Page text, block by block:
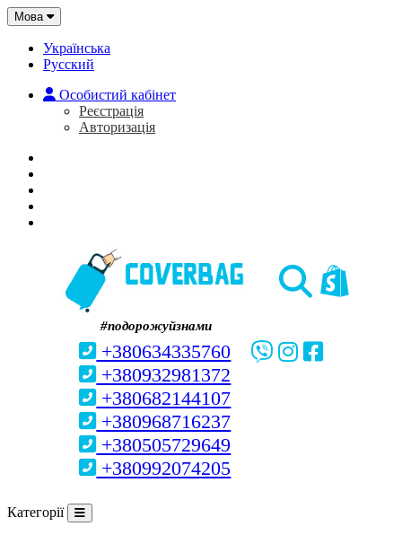
Мова
Українська
Русский
Особистий кабінет
Реєстрація
Авторизація
#подорожуйзнами
+380634335760
+380932981372
+380682144107
+380968716237
+380505729649
+380992074205
Категорії